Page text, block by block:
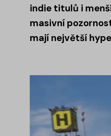
indie titulů i
masivní
mají největší